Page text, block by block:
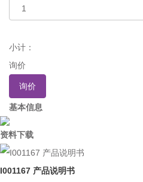
小计：
询价
询价
基本信息
资料下载
I001167 产品说明书